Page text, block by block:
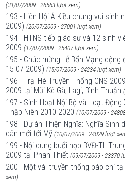
(31/07/2009 - 26563 lượt xem)
193 - Liên Hội Á Kiều chung vui sinh
2009) (20/07/2009 - 27001 lượt xem)
194 - HTNS tiếp giáo sư và 12 sinh
2009 (17/07/2009 - 25407 lượt xem)
195 - Chúc mừng Lễ Bổn Mạng
15-07-2009) (15/07/2009 - 24234 lượt xem)
196 - Trại Hè Truyền Thống CNS
2009 tại Mũi Kê Gà, Lagi, Bình Thuận
197 - Sinh Hoạt Nội Bộ và Hoạt
Thập Niên 2010-2020 (10/07/2009 -
198 - Dự án Thiện Nghĩa: Nghĩa Sinh
dân mới tới Mỹ (10/07/2009 - 24029 lượt
199 - Nội dung buổi họp BVĐ-TL
2009 tại Phan Thiết (09/07/2009 - 23370
200 - Một vài truyền thống báo chí
xem)